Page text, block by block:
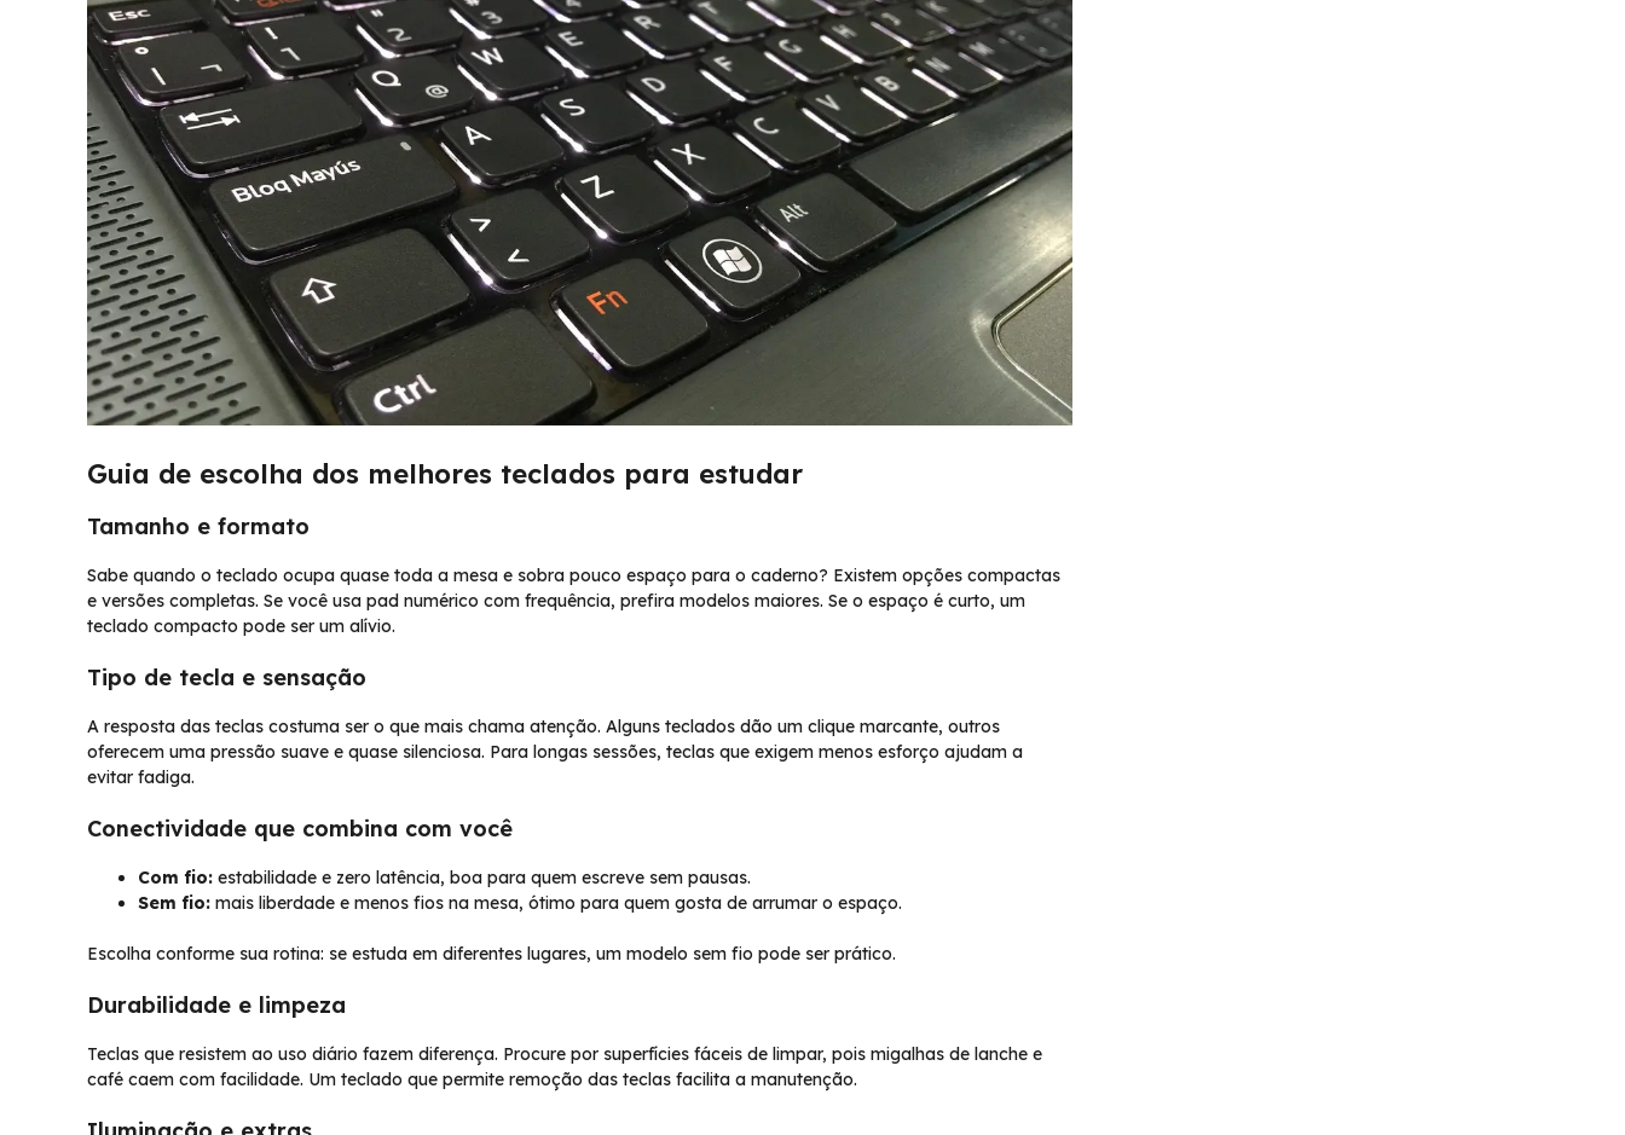
Guia de escolha dos melhores teclados para estudar
Tamanho e formato
Sabe quando o teclado ocupa quase toda a mesa e sobra pouco espaço para o caderno? Existem opções compactas
e versões completas. Se você usa pad numérico com frequência, prefira modelos maiores. Se o espaço é curto, um
teclado compacto pode ser um alívio.
Tipo de tecla e sensação
A resposta das teclas costuma ser o que mais chama atenção. Alguns teclados dão um clique marcante, outros
oferecem uma pressão suave e quase silenciosa. Para longas sessões, teclas que exigem menos esforço ajudam a
evitar fadiga.
Conectividade que combina com você
Com fio: estabilidade e zero latência, boa para quem escreve sem pausas.
Sem fio: mais liberdade e menos fios na mesa, ótimo para quem gosta de arrumar o espaço.
Escolha conforme sua rotina: se estuda em diferentes lugares, um modelo sem fio pode ser prático.
Durabilidade e limpeza
Teclas que resistem ao uso diário fazem diferença. Procure por superfícies fáceis de limpar, pois migalhas de lanche e
café caem com facilidade. Um teclado que permite remoção das teclas facilita a manutenção.